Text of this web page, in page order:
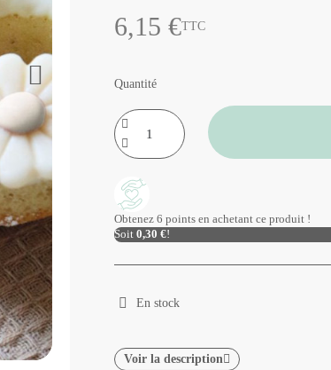
6,15 €TTC
Quantité
Obtenez 6 points en achetant ce produit !
Soit 0,30 €!
En stock
Voir la description